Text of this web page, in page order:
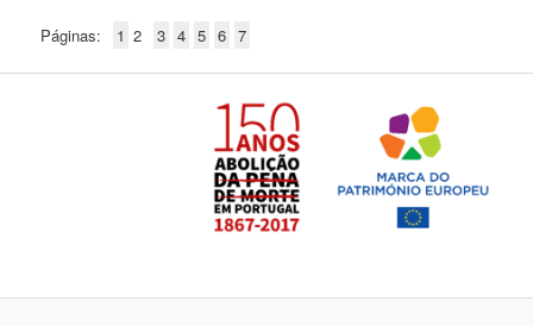
Páginas: 1 2 3 4 5 6 7